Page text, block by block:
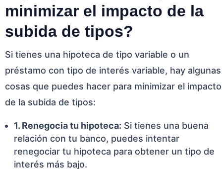
minimizar el impacto de la
subida de tipos?
Si tienes una hipoteca de tipo variable o un
préstamo con tipo de interés variable, hay algunas
cosas que puedes hacer para minimizar el impacto
de la subida de tipos:
1. Renegocia tu hipoteca: Si tienes una buena
relación con tu banco, puedes intentar
renegociar tu hipoteca para obtener un tipo de
interés más bajo.